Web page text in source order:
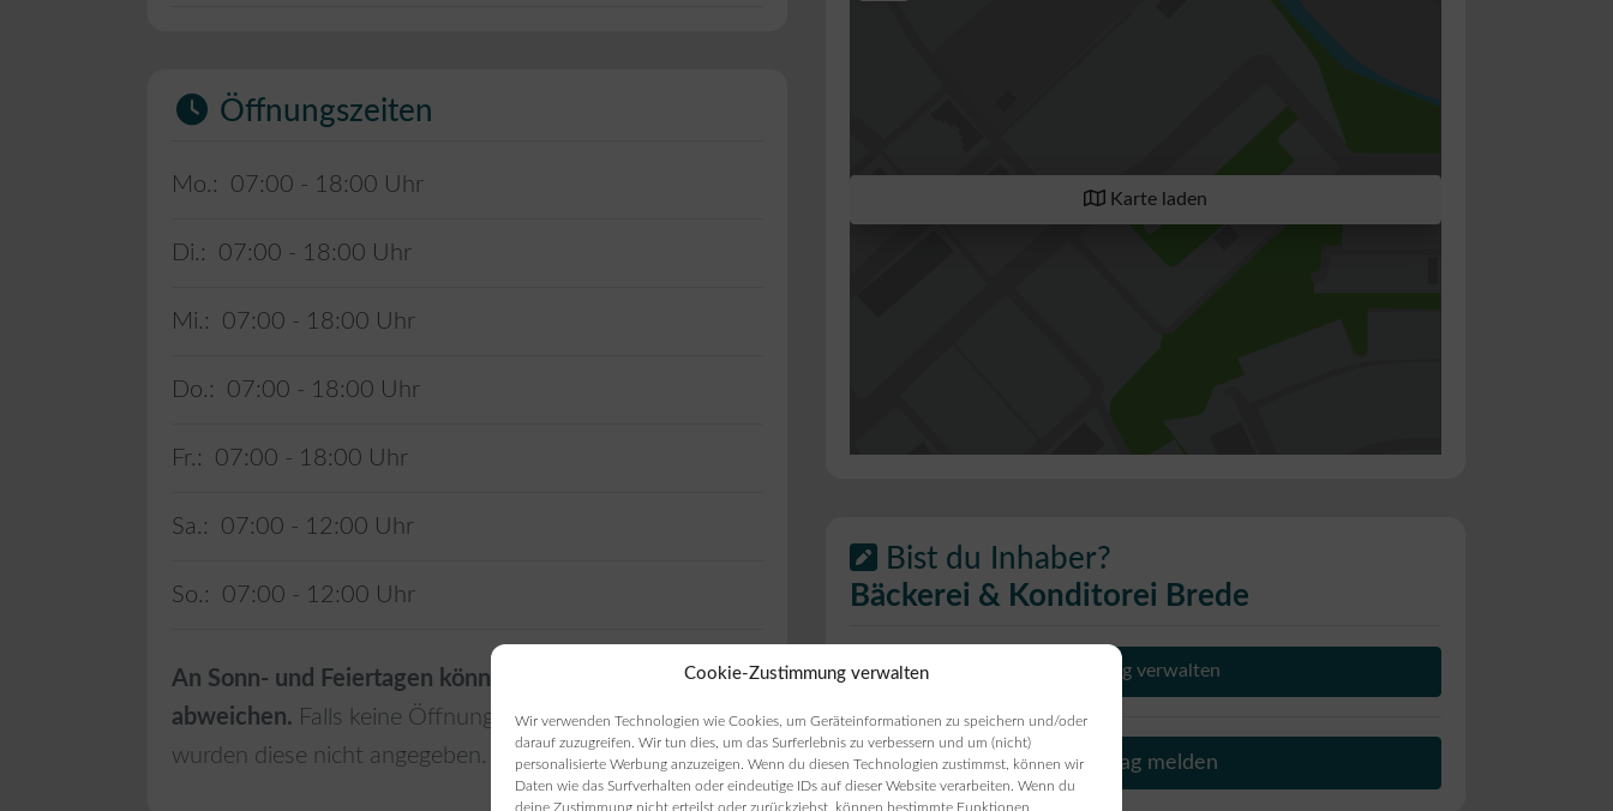
Cookie-Zustimmung verwalten
Wir verwenden Technologien wie Cookies, um Geräteinformationen zu speichern und/oder
darauf zuzugreifen. Wir tun dies, um das Surferlebnis zu verbessern und um (nicht)
personalisierte Werbung anzuzeigen. Wenn du diesen Technologien zustimmst, können wir
Daten wie das Surfverhalten oder eindeutige IDs auf dieser Website verarbeiten. Wenn du
deine Zustimmung nicht erteilst oder zurückziehst, können bestimmte Funktionen
Öffnungszeiten
Mo.: 07:00 - 18:00
Di.: 07:00 - 18:00
Mi.: 07:00 - 18:00
Do.: 07:00 - 18:00
Fr.: 07:00 - 18:00
Sa.: 07:00 - 12:00
So.: 07:00 - 12:00
An Sonn- und Feiertagen können die Öffnungszeiten
abweichen. Falls keine Öffnungszeiten angezeigt werden,
wurden diese nicht angegeben.
Karte laden
Bist du Inhaber?
Bäckerei & Konditorei Brede
Eintrag verwalten
Beitrag melden